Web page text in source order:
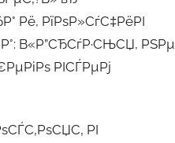
Рё, РїРѕР»СѓС‡РёРІ
В«Р”СЂСѓР·СЊСЏ, РЅРµ
РІСЃРµРј
РІ